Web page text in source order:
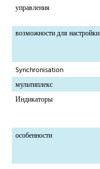
управления
возможности для настройки
Synchronisation
мультиплекс
Индикаторы
особенности